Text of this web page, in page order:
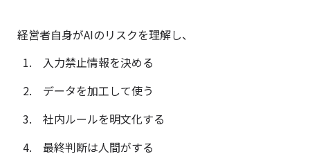
経営者自身がAIのリスクを理解し、
入力禁止情報を決める
データを加工して使う
社内ルールを明文化する
最終判断は人間がする